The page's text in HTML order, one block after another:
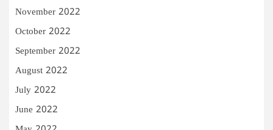
November 2022
October 2022
September 2022
August 2022
July 2022
June 2022